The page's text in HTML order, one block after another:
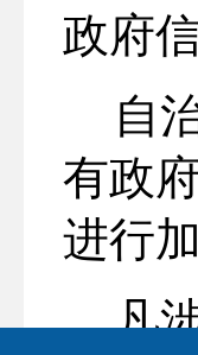
政府
自
有政
进行
凡